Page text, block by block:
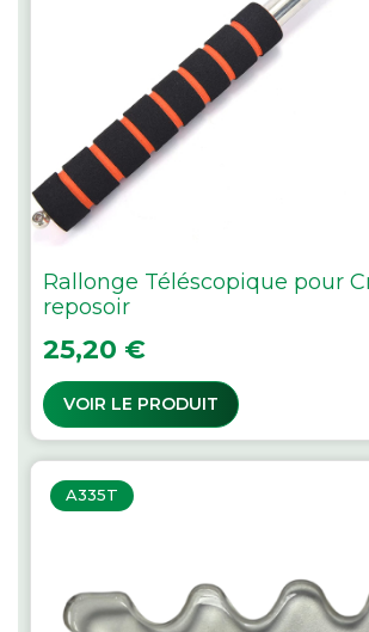
Rallonge Téléscopique pour
reposoir
Prix
25,20 €
VOIR LE PRODUIT
A335T